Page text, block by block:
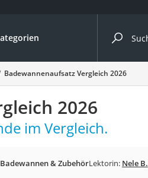
Vergleiche nach Kategorie
Topper
Badewannenaufsatz Vergleich 2026
2026
im Vergleich.
Badewannen & ZubehörLektorin: Nele B.